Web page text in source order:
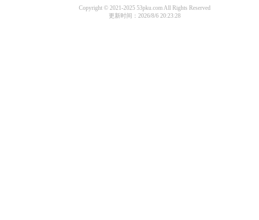
Copyright © 2021-2025 53pku.com All Rights Reserved
更新时间：2026/8/6 20:23:28